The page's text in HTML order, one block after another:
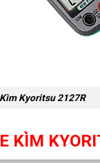
Kyoritsu 2127R
KÌM